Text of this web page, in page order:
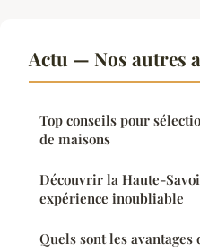
Actu — Nos autres
Top conseils pour
de maisons
Découvrir la Haute-
expérience inoubliable
Quels sont les